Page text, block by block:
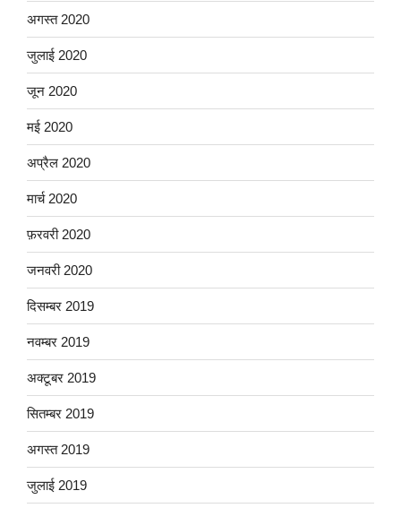
अगस्त 2020
जुलाई 2020
जून 2020
मई 2020
अप्रैल 2020
मार्च 2020
फ़रवरी 2020
जनवरी 2020
दिसम्बर 2019
नवम्बर 2019
अक्टूबर 2019
सितम्बर 2019
अगस्त 2019
जुलाई 2019